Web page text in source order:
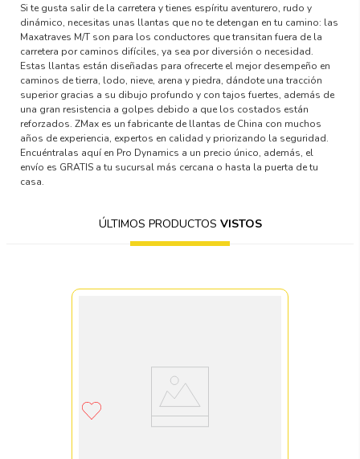
Si te gusta salir de la carretera y tienes espíritu aventurero, rudo y
dinámico, necesitas unas llantas que no te detengan en tu camino: las
Maxatraves M/T son para los conductores que transitan fuera de la
carretera por caminos difíciles, ya sea por diversión o necesidad.
Estas llantas están diseñadas para ofrecerte el mejor desempeño en
caminos de tierra, lodo, nieve, arena y piedra, dándote una tracción
superior gracias a su dibujo profundo y con tajos fuertes, además de
una gran resistencia a golpes debido a que los costados están
reforzados. ZMax es un fabricante de llantas de China con muchos
años de experiencia, expertos en calidad y priorizando la seguridad.
Encuéntralas aquí en Pro Dynamics a un precio único, además, el
envío es GRATIS a tu sucursal más cercana o hasta la puerta de tu
casa.
ÚLTIMOS PRODUCTOS VISTOS